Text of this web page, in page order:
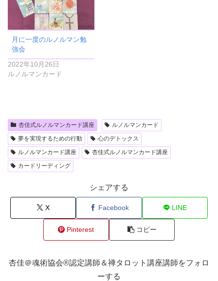
月に一度のルノルマン勉
強会
2022年10月26日
ルノルマンカード
杏佳式ルノルマンカード講座
ルノルマンカード
夢を実現するための行動
心のデトックス
ルノルマンカード講座
杏佳式ルノルマンカード講座
カードリーディング
シェアする
X Facebook LINE
Pinterest コピー
杏佳＠魂術協会®認定講師＆禅タロット講座講師をフォロ
ーする